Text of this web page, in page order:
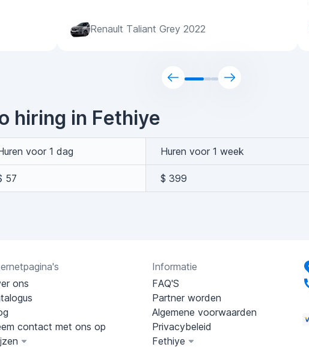
Renault Taliant Grey 2022
hiring in Fethiye
voor 1 dag Huren voor 1 week
57 $ 399
ons
contact met ons op
Informatie
FAQ'S
Partner worden
Algemene voorwaarden
Privacybeleid
Fethiye